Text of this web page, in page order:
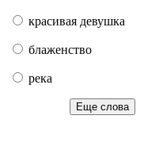
красивая девушка
блаженство
река
Еще слова